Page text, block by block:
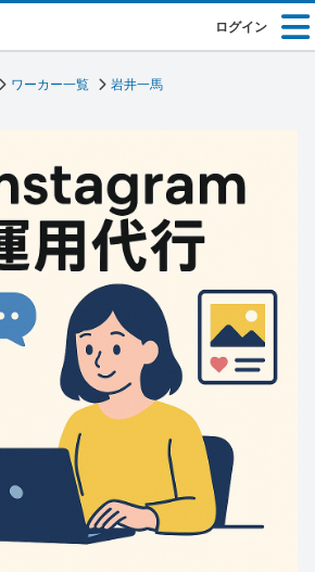
ログイン
ワーカー一覧 岩井一馬